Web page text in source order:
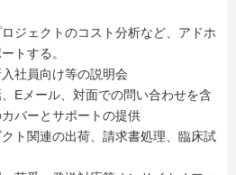
ジェクトのコスト分析など、アドホ
トする。
社員向け等の説明会
Eメール、対面での問い合わせを含
バーとサポートの提供
ト関連の出荷、請求書処理、臨床試